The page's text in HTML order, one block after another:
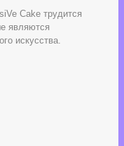
Cake трудится
являются
искусства.